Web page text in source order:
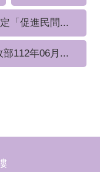
「促進民間...
部112年06月...